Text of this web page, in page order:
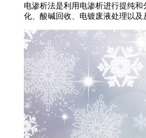
电渗析法是利用电渗析进行提纯
化、酸碱回收、电镀废液处理以